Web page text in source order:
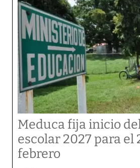
Meduca fija inicio
escolar 2027 para el
febrero